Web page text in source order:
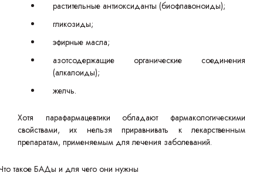
растительные антиоксиданты (биофлавоноиды);
гликозиды;
эфирные масла;
азотсодержащие органические соединения
(алкалоиды);
желчь.
Хотя парафармацевтики обладают фармакологическими
свойствами, их нельзя приравнивать к лекарственным
препаратам, применяемым для лечения заболеваний.